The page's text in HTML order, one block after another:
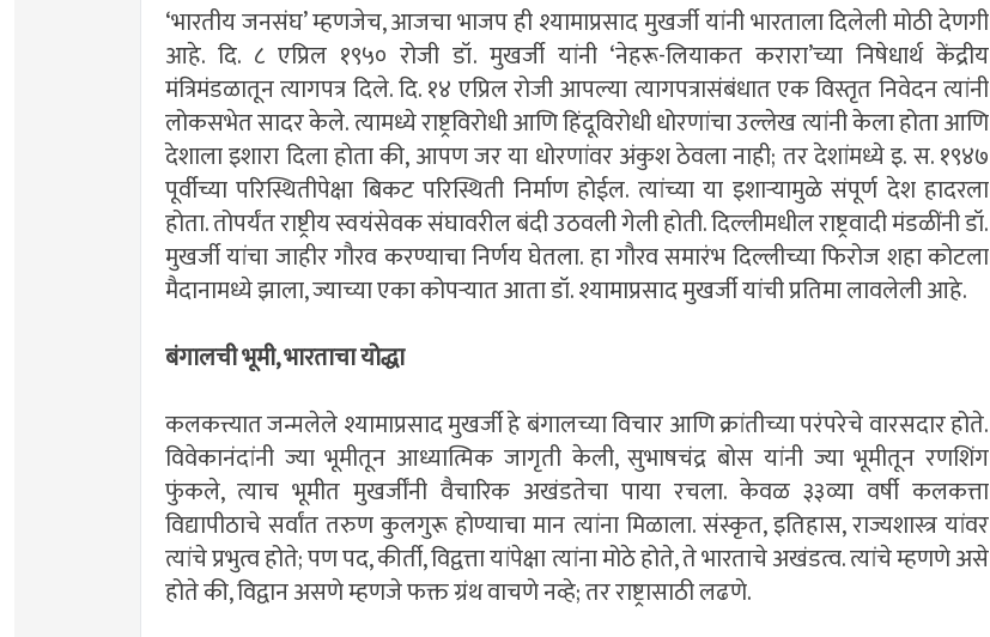
‘भारतीय जनसंघ’ म्हणजेच, आजचा भाजप ही श्यामाप्रसाद मुखर्जी यांनी भारताला दिलेली मोठी देणगी
आहे. दि. ८ एप्रिल १९५० रोजी डॉ. मुखर्जी यांनी ‘नेहरू-लियाकत करारा’च्या निषेधार्थ केंद्रीय
मंत्रिमंडळातून त्यागपत्र दिले. दि. १४ एप्रिल रोजी आपल्या त्यागपत्रासंबंधात एक विस्तृत निवेदन त्यांनी
लोकसभेत सादर केले. त्यामध्ये राष्ट्रविरोधी आणि हिंदूविरोधी धोरणांचा उल्लेख त्यांनी केला होता आणि
देशाला इशारा दिला होता की, आपण जर या धोरणांवर अंकुश ठेवला नाही; तर देशांमध्ये इ. स. १९४७
पूर्वीच्या परिस्थितीपेक्षा बिकट परिस्थिती निर्माण होईल. त्यांच्या या इशार्‍यामुळे संपूर्ण देश हादरला
होता. तोपर्यंत राष्ट्रीय स्वयंसेवक संघावरील बंदी उठवली गेली होती. दिल्लीमधील राष्ट्रवादी मंडळींनी डॉ.
मुखर्जी यांचा जाहीर गौरव करण्याचा निर्णय घेतला. हा गौरव समारंभ दिल्लीच्या फिरोज शहा कोटला
मैदानामध्ये झाला, ज्याच्या एका कोपर्‍यात आता डॉ. श्यामाप्रसाद मुखर्जी यांची प्रतिमा लावलेली आहे.
बंगालची भूमी, भारताचा योद्धा
कलकत्त्यात जन्मलेले श्यामाप्रसाद मुखर्जी हे बंगालच्या विचार आणि क्रांतीच्या परंपरेचे वारसदार होते.
विवेकानंदांनी ज्या भूमीतून आध्यात्मिक जागृती केली, सुभाषचंद्र बोस यांनी ज्या भूमीतून रणशिंग
फुंकले, त्याच भूमीत मुखर्जींनी वैचारिक अखंडतेचा पाया रचला. केवळ ३३व्या वर्षी कलकत्ता
विद्यापीठाचे सर्वांत तरुण कुलगुरू होण्याचा मान त्यांना मिळाला. संस्कृत, इतिहास, राज्यशास्त्र यांवर
त्यांचे प्रभुत्व होते; पण पद, कीर्ती, विद्वत्ता यांपेक्षा त्यांना मोठे होते, ते भारताचे अखंडत्व. त्यांचे म्हणणे असे
होते की, विद्वान असणे म्हणजे फक्त ग्रंथ वाचणे नव्हे; तर राष्ट्रासाठी लढणे.